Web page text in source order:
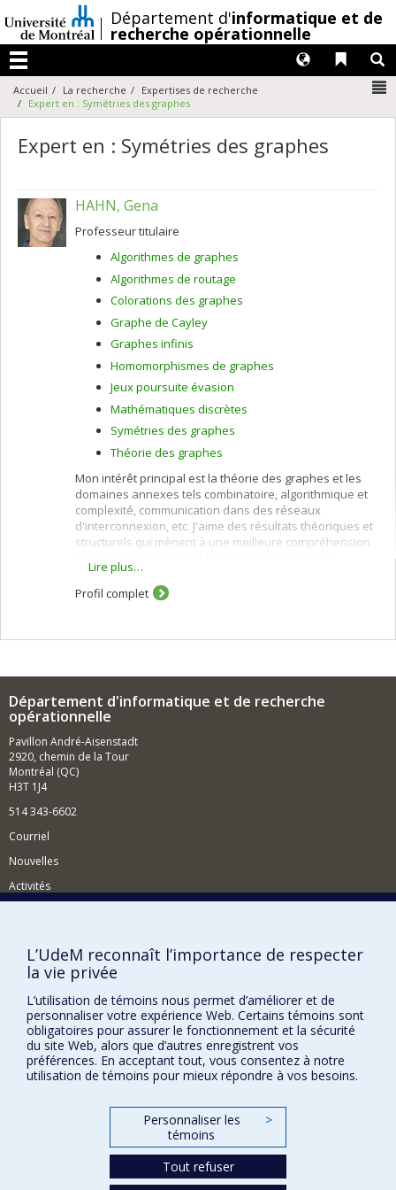
au
contenu
/Département d'informatique et de
recherche opérationnelle
Menu
Liens
Langues
Accueil La recherche
Expertises de recherche
Expert en : Symétries des graphes
Expert en : Symétries des graphes
HAHN, Gena
Professeur titulaire
Algorithmes de graphes
Algorithmes de routage
Colorations des graphes
Graphe de Cayley
Graphes infinis
Homomorphismes de graphes
Jeux poursuite évasion
Mathématiques discrètes
Symétries des graphes
Théorie des graphes
Mon intérêt principal est la théorie des graphes et les
domaines annexes tels combinatoire, algorithmique et
complexité, communication dans des réseaux
d'interconnexion, etc. J'aime des résultats théoriques et
structurels qui mènent à une meilleure compréhension
graphes infinis sont très intéressants et je travaille
également sur des jeux de policiers et voleurs sur des
graphes (les deux sujets se rencontrent parfois).
Lire plus…
Profil complet
Département d'informatique et de recherche
opérationnelle
Pavillon André-Aisenstadt
2920, chemin de la Tour
Montréal (QC)
H3T 1J4
514 343-6602
Courriel
Nouvelles
Activités
BESOIN D'AIDE?
Plan du site
Signaler une erreur
Accessibilité
FACULTÉ DES ARTS ET DES SCIENCES
Nos centres d'études
L’UdeM reconnaît l’importance de respecter
la vie privée
L’utilisation de témoins nous permet d’améliorer et de
personnaliser votre expérience Web. Certains témoins sont
obligatoires pour assurer le fonctionnement et la sécurité
du site Web, alors que d’autres enregistrent vos
préférences. En acceptant tout, vous consentez à notre
utilisation de témoins pour mieux répondre à vos besoins.
Personnaliser les
témoins
>
Tout refuser